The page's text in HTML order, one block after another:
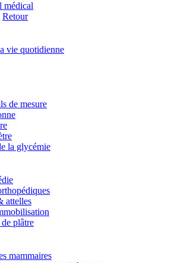
médical
Retour
vie quotidienne
de mesure
la glycémie
attelles
plâtre
mammaires